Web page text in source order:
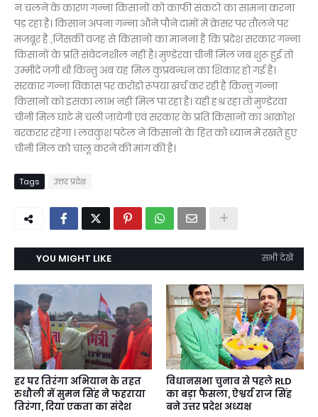
न चलने के कारण गन्ना किसानों को काफी संकटों का सामना करना
पड़ रहा है। किसान अपना गन्ना औने पौने दामों में क्रेसर पर तौलने पर
मजबूर है ,जिसकी वजह से किसानों का मानना है कि प्रदेश सरकार गन्ना
किसानों के प्रति संवेदनशील नहीं है। मुण्डेरवा चीनी मिल जब शुरू हुई तो
उम्मीदें जगी थी किन्तु अब यह मिल कुप्रबन्धन का शिकार हो गई है।
सरकार गन्ना विकास पर करोड़ो रूपया खर्च कर रही है किन्तु गन्ना
किसानों को इसका लाभ नहीं मिल पा रहा है। यही हश्र रहा तो मुण्डेरवा
चीनी मिल घाटे में चली जायेगी एवं सरकार के प्रति किसानों का आक्रोश
बरकरार रहेगा । लवकुश पटेल ने किसानों के हित को ध्यान में रखते हुए
चीनी मिल को चालू करने की मांग की है।
Tags उत्तर प्रदेश
YOU MIGHT LIKE सभी देखें
हर घर तिरंगा अभियान के तहत
रुधौली में सुमन सिंह ने फहराया
तिरंगा, दिया एकता का संदेश
विधानसभा चुनाव से पहले RLD
का बड़ा फैसला, ऐश्वर्य राज सिंह
बने उत्तर प्रदेश अध्यक्ष